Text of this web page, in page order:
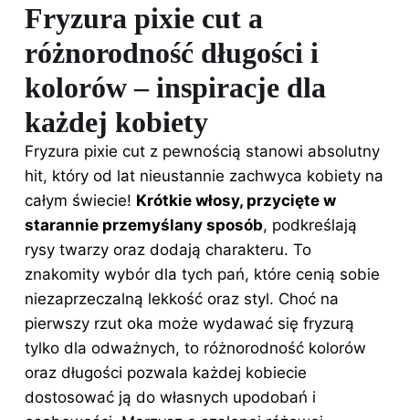
Fryzura pixie cut a
różnorodność długości i
kolorów – inspiracje dla
każdej kobiety
Fryzura pixie cut z pewnością stanowi absolutny
hit, który od lat nieustannie zachwyca kobiety na
całym świecie! Krótkie włosy, przycięte w
starannie przemyślany sposób, podkreślają
rysy twarzy oraz dodają charakteru. To
znakomity wybór dla tych pań, które cenią sobie
niezaprzeczalną lekkość oraz styl. Choć na
pierwszy rzut oka może wydawać się fryzurą
tylko dla odważnych, to różnorodność kolorów
oraz długości pozwala każdej kobiecie
dostosować ją do własnych upodobań i